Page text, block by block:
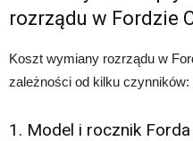
rozrządu w Fordzie
Koszt wymiany rozrządu w
zależności od kilku czynników:
1. Model i rocznik